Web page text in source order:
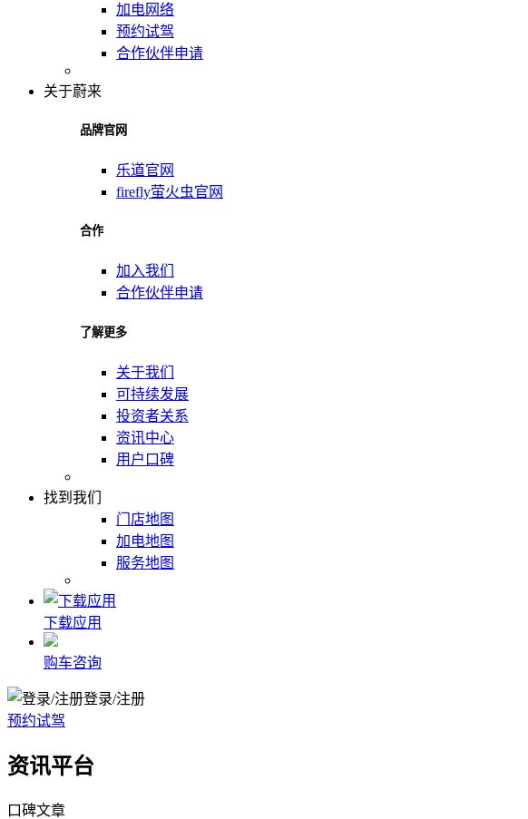
加电网络
预约试驾
合作伙伴申请
关于蔚来
品牌官网
乐道官网
firefly萤火虫官网
合作
加入我们
合作伙伴申请
了解更多
关于我们
可持续发展
投资者关系
资讯中心
用户口碑
找到我们
门店地图
加电地图
服务地图
下载应用
购车咨询
登录/注册
预约试驾
资讯平台
口碑文章